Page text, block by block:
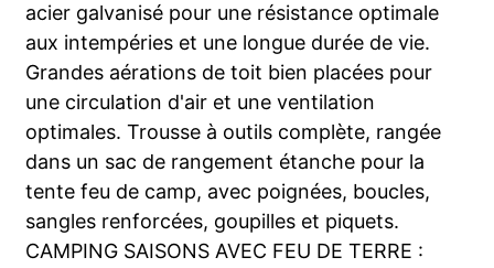
acier galvanisé pour une résistance optimale
aux intempéries et une longue durée de vie.
Grandes aérations de toit bien placées pour
une circulation d'air et une ventilation
optimales. Trousse à outils complète, rangée
dans un sac de rangement étanche pour la
tente feu de camp, avec poignées, boucles,
sangles renforcées, goupilles et piquets.
CAMPING SAISONS AVEC FEU DE TERRE :